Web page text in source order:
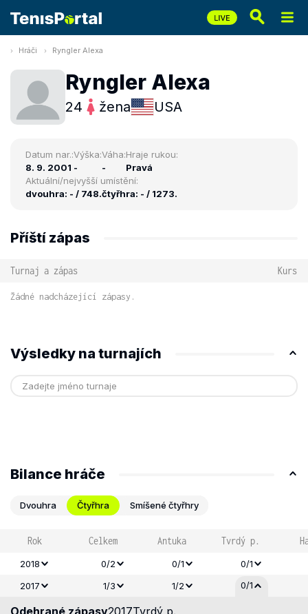
Hráči Ryngler Alexa
Ryngler Alexa
24 žena USA
Datum nar.:
8. 9. 2001
Výška:
-
Váha:
-
Hraje rukou:
Pravá
Aktuální/nejvyšší umístění:
dvouhra: - / 748.čtyřhra: - / 1273.
Příští zápas
Turnaj a zápas Kurs
Žádné nadcházející zápasy.
Výsledky na turnajích
Bilance hráče
Dvouhra Čtyřhra Smíšené čtyřhry
Rok Celkem Antuka Tvrdý p.
2018 0/2 0/1
0/1
2017
1/3 1/2 0/1
Odehrané zápasy2017Tvrdý p.